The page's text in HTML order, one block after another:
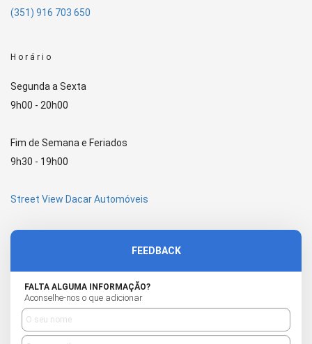
(351) 916 703 650
Horário
Segunda a Sexta
9h00 - 20h00
Fim de Semana e Feriados
9h30 - 19h00
Street View Dacar Automóveis
FEEDBACK
FALTA ALGUMA INFORMAÇÃO?
Aconselhe-nos o que adicionar